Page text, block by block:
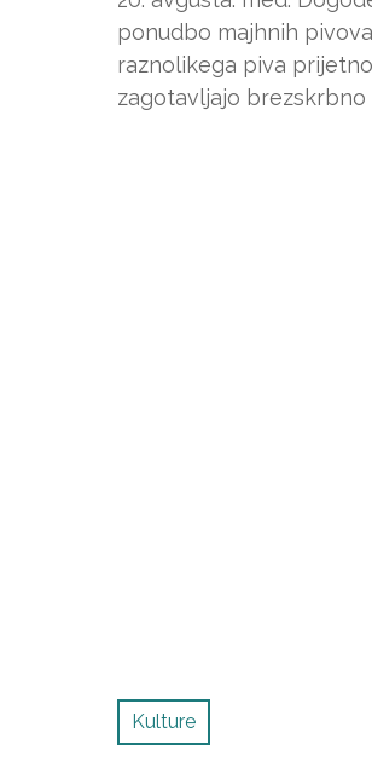
ponudbo majhnih
raznolikega piva
zagotavljajo brezskrbno
Kulture